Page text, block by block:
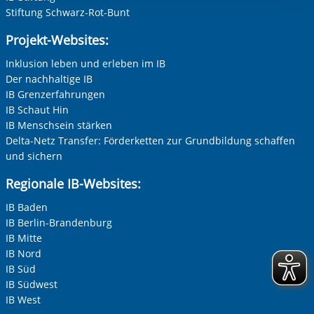
Stiftung Schwarz-Rot-Bunt
Projekt-Websites:
Inklusion leben und erleben im IB
Der nachhaltige IB
IB Grenzerfahrungen
IB Schaut Hin
IB Menschsein stärken
Delta-Netz Transfer: Förderketten zur Grundbildung schaffen
und sichern
Regionale IB-Websites:
IB Baden
IB Berlin-Brandenburg
IB Mitte
IB Nord
IB Süd
IB Südwest
IB West